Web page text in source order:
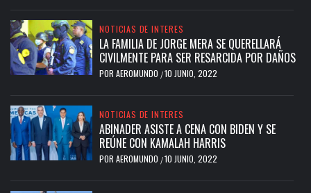
NOTICIAS DE INTERES
LA FAMILIA DE JORGE MERA SE QUERELLARÁ
CIVILMENTE PARA SER RESARCIDA POR DAÑOS
POR AEROMUNDO /10 JUNIO, 2022
NOTICIAS DE INTERES
ABINADER ASISTE A CENA CON BIDEN Y SE
REÚNE CON KAMALAH HARRIS
POR AEROMUNDO /10 JUNIO, 2022